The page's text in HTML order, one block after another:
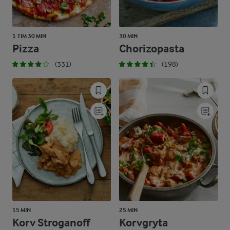
1 TIM 30 MIN
Pizza
(331)
30 MIN
Chorizopasta
(198)
15 MIN
Korv Stroganoff
25 MIN
Korvgryta